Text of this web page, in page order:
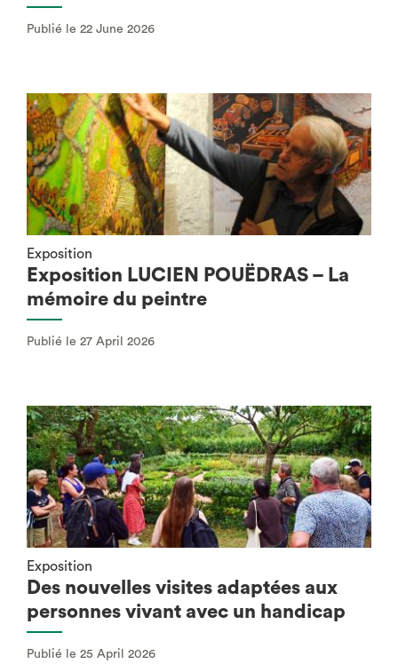
Publié le 22 June 2026
Exposition
Exposition LUCIEN POUËDRAS – La
mémoire du peintre
Publié le 27 April 2026
Exposition
Des nouvelles visites adaptées aux
personnes vivant avec un handicap
Publié le 25 April 2026